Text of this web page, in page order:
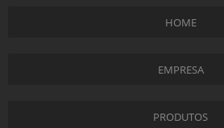
HOME
EMPRESA
PRODUTOS